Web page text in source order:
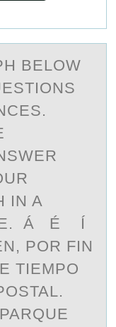
BELОW
IN A
Á É Í
POR FIN
TIEMPO